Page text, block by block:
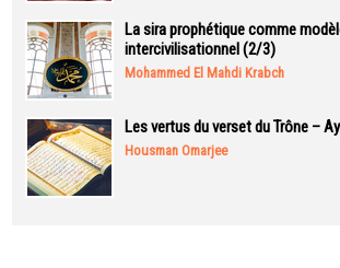
La sira prophétique comme
intercivilisationnel (2/3)
Mohammed El Mahdi Krabch
Les vertus du verset du Trône –
Housman Omarjee